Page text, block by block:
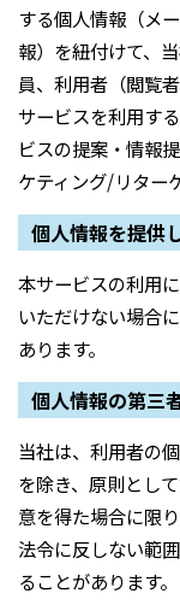
する個人情報（メ
報）を紐付けて、
員、利用者（閲覧
サービスを利用す
ビスの提案・情報
ケティング/リター
個人情報を提供
本サービスの利用
いただけない場合
あります。
個人情報の第三
当社は、利用者の
を除き、原則とし
意を得た場合に限
法令に反しない範
ることがあります。